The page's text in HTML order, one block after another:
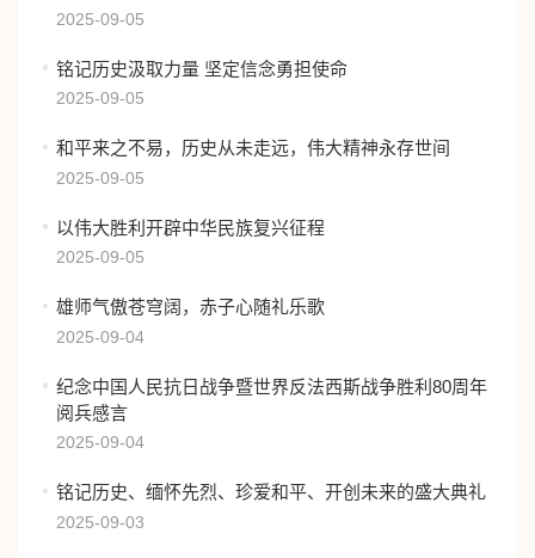
2025-09-05
铭记历史汲取力量 坚定信念勇担使命
2025-09-05
和平来之不易，历史从未走远，伟大精神永存世间
2025-09-05
以伟大胜利开辟中华民族复兴征程
2025-09-05
雄师气傲苍穹阔，赤子心随礼乐歌
2025-09-04
纪念中国人民抗日战争暨世界反法西斯战争胜利80周年
阅兵感言
2025-09-04
铭记历史、缅怀先烈、珍爱和平、开创未来的盛大典礼
2025-09-03